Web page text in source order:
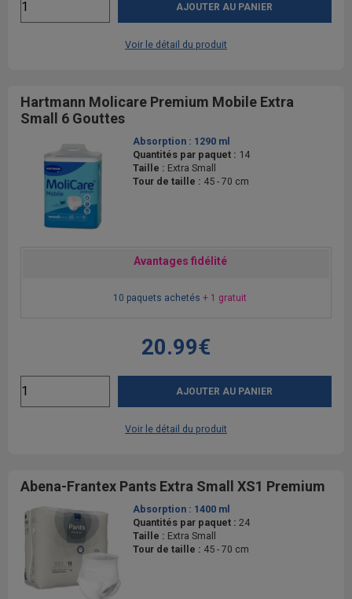
AJOUTER AU PANIER
Voir le détail du produit
Hartmann Molicare Premium Mobile Extra
Small 6 Gouttes
Absorption : 1290 ml
Quantités par paquet : 14
Taille : Extra Small
Tour de taille : 45 - 70 cm
Avantages fidélité
10 paquets achetés + 1 gratuit
20.99€
AJOUTER AU PANIER
Voir le détail du produit
Abena-Frantex Pants Extra Small XS1 Premium
Absorption : 1400 ml
Quantités par paquet : 24
Taille : Extra Small
Tour de taille : 45 - 70 cm